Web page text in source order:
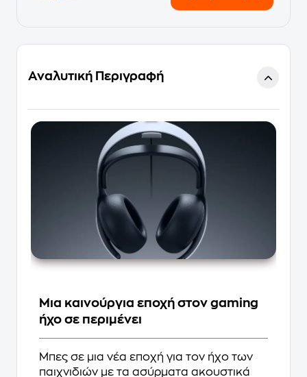
Αναλυτική Περιγραφή
Μια καινούργια εποχή στον gaming
ήχο σε περιμένει
Μπες σε μια νέα εποχή για τον ήχο των
παιχνιδιών με τα ασύρματα ακουστικά